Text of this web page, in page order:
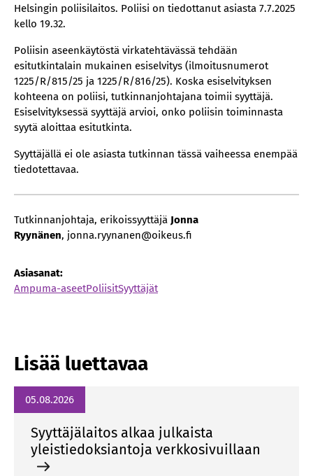
Helsingin poliisilaitos. Poliisi on tiedottanut asiasta 7.7.2025
kello 19.32.
Poliisin aseenkäytöstä virkatehtävässä tehdään
esitutkintalain mukainen esiselvitys (ilmoitusnumerot
1225/R/815/25 ja 1225/R/816/25). Koska esiselvityksen
kohteena on poliisi, tutkinnanjohtajana toimii syyttäjä.
Esiselvityksessä syyttäjä arvioi, onko poliisin toiminnasta
syytä aloittaa esitutkinta.
Syyttäjällä ei ole asiasta tutkinnan tässä vaiheessa enempää
tiedotettavaa.
Tutkinnanjohtaja, erikoissyyttäjä Jonna
Ryynänen, jonna.ryynanen@oikeus.fi
Asiasanat:
Ampuma-aseetPoliisitSyyttäjät
Lisää luettavaa
05.08.2026
Syyttäjälaitos alkaa julkaista
yleistiedoksiantoja verkkosivuillaan